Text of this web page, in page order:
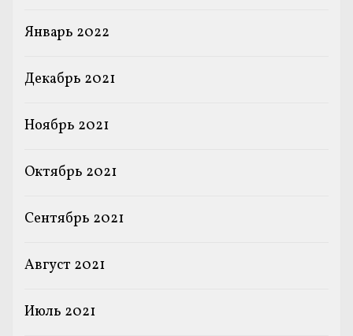
Январь 2022
Декабрь 2021
Ноябрь 2021
Октябрь 2021
Сентябрь 2021
Август 2021
Июль 2021